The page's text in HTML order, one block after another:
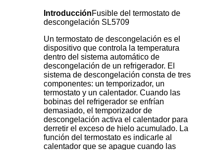
IntroducciónFusible del termostato de
descongelación SL5709
Un termostato de descongelación es el
dispositivo que controla la temperatura
dentro del sistema automático de
descongelación de un refrigerador. El
sistema de descongelación consta de tres
componentes: un temporizador, un
termostato y un calentador. Cuando las
bobinas del refrigerador se enfrían
demasiado, el temporizador de
descongelación activa el calentador para
derretir el exceso de hielo acumulado. La
función del termostato es indicarle al
calentador que se apague cuando las